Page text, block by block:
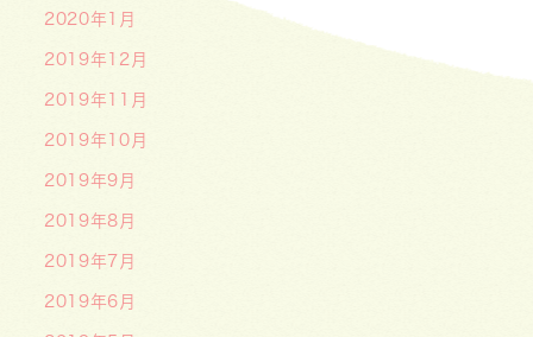
2020年1月
2019年12月
2019年11月
2019年10月
2019年9月
2019年8月
2019年7月
2019年6月